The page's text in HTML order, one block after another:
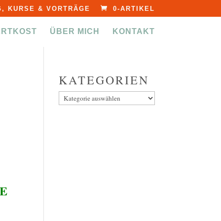
KURSE & VORTRÄGE 0-ARTIKEL
ÜBER MICH KONTAKT
KATEGORIEN
Kategorien